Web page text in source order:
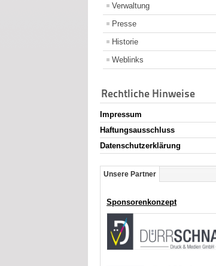
Verwaltung
Presse
Historie
Weblinks
Rechtliche Hinweise
Impressum
Haftungsausschluss
Datenschutzerklärung
Unsere Partner
Sponsorenkonzept